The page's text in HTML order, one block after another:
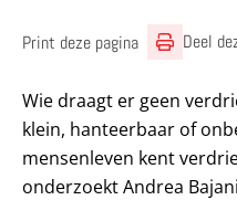
Print deze pagina Deel
Wie draagt er geen
klein, hanteerbaar of
mensenleven kent
onderzoekt Andrea